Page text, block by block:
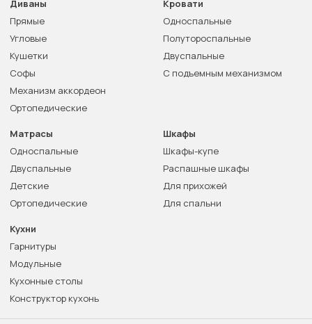
Диваны
Прямые
Угловые
Кушетки
Софы
Механизм аккордеон
Ортопедические
Кровати
Односпальные
Полутороспальные
Двуспальные
С подъемным механизмом
Матрасы
Односпальные
Двуспальные
Детские
Ортопедические
Шкафы
Шкафы-купе
Распашные шкафы
Для прихожей
Для спальни
Кухни
Гарнитуры
Модульные
Кухонные столы
Конструктор кухонь